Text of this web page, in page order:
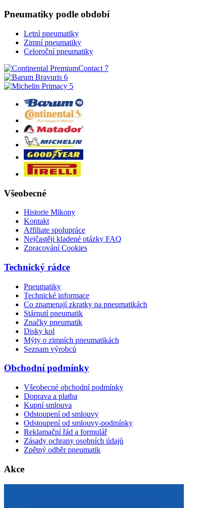
Pneumatiky podle období
Letní pneumatiky
Zimní pneumatiky
Celoroční pneumatiky
Všeobecné
Historie Mikony
Kontakt
Affiliate spolupráce
Nejčastěji kladené otázky FAQ
Zpracování Cookies
Technický rádce
Pneumatiky
Technické informace
Co znamenají zkratky na pneumatikách
Stárnutí pneumatik
Značky pneumatik
Disky kol
Mýty o zimních pneumatikách
Seznam výrobců
Obchodní podmínky
Všeobecné obchodní podmínky
Doprava a platba
Kupní smlouva
Odstoupení od smlouvy
Odstoupení od smlouvy-podmínky
Reklamační řád a formulář
Zásady ochrany osobních údajů
Zpětný odběr pneumatik
Akce